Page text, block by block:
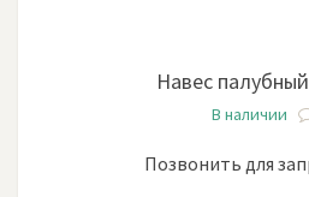
Навес
В наличии
Позвонить для